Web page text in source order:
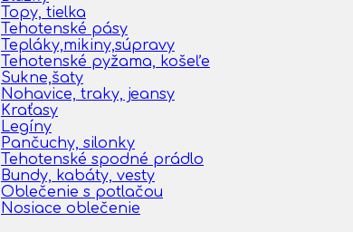
Topy, tielka
Tehotenské pásy
Tepláky,mikiny,súpravy
Tehotenské pyžama, košeľe
Sukne,šaty
Nohavice, traky, jeansy
Kraťasy
Legíny
Pančuchy, silonky
Tehotenské spodné prádlo
Bundy, kabáty, vesty
Oblečenie s potlačou
Nosiace oblečenie